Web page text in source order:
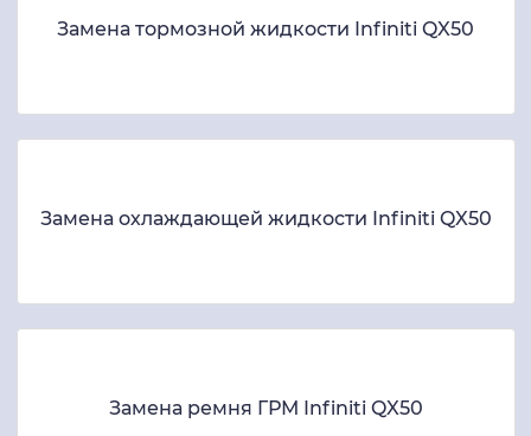
Замена тормозной жидкости Infiniti QX50
Замена охлаждающей жидкости Infiniti QX50
Замена ремня ГРМ Infiniti QX50